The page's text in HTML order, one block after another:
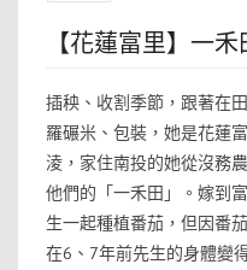
【花蓮富里】一禾
插秧、收割季節，跟著在
羅碾米、包裝，她是花蓮
淩，家住南投的她從沒務
他們的「一禾田」。嫁到
生一起種植番茄，但因番
在6、7年前先生的身體變